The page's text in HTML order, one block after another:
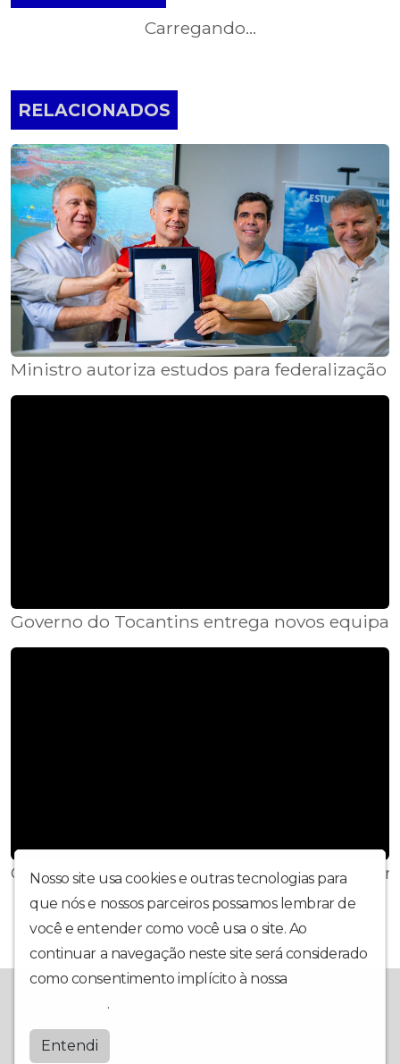
Carregando...
RELACIONADOS
Ministro autoriza estudos para federalização
Governo do Tocantins entrega novos
Ovacionado pelo público na Cavalgada de
Nosso site usa cookies e outras tecnologias para
que nós e nossos parceiros possamos lembrar de
você e entender como você usa o site. Ao
continuar a navegação neste site será considerado
como consentimento implícito à nossa
.
Entendi